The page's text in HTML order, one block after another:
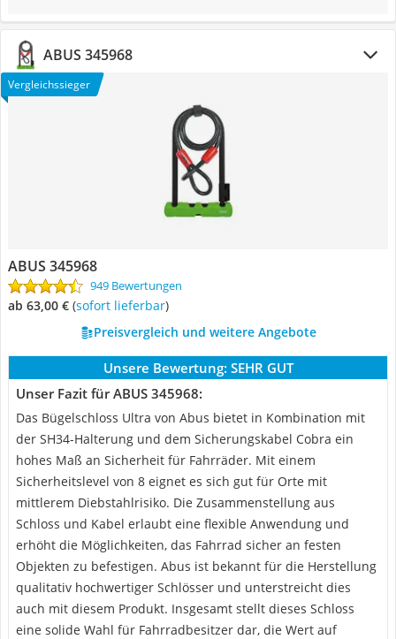
ABUS 345968
Vergleichssieger
ABUS 345968
949 Bewertungen
ab 63,00 € ( Sofort lieferbar)
Preisvergleich und weitere Angebote
Unsere Bewertung: SEHR GUT
Unser Fazit für ABUS 345968:
Das Bügelschloss Ultra von Abus bietet in Kombination mit
der SH34-Halterung und dem Sicherungskabel Cobra ein
hohes Maß an Sicherheit für Fahrräder. Mit einem
Sicherheitslevel von 8 eignet es sich gut für Orte mit
mittlerem Diebstahlrisiko. Die Zusammenstellung aus
Schloss und Kabel erlaubt eine flexible Anwendung und
erhöht die Möglichkeiten, das Fahrrad sicher an festen
Objekten zu befestigen. Abus ist bekannt für die Herstellung
qualitativ hochwertiger Schlösser und unterstreicht dies
auch mit diesem Produkt. Insgesamt stellt dieses Schloss
eine solide Wahl für Fahrradbesitzer dar, die Wert auf